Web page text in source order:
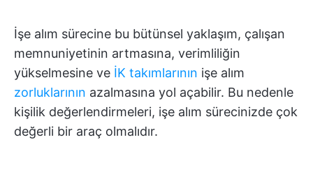
İşe alım sürecine bu bütünsel yaklaşım, çalışan
memnuniyetinin artmasına, verimliliğin
yükselmesine ve İK takımlarının işe alım
zorluklarının azalmasına yol açabilir. Bu nedenle
kişilik değerlendirmeleri, işe alım sürecinizde çok
değerli bir araç olmalıdır.